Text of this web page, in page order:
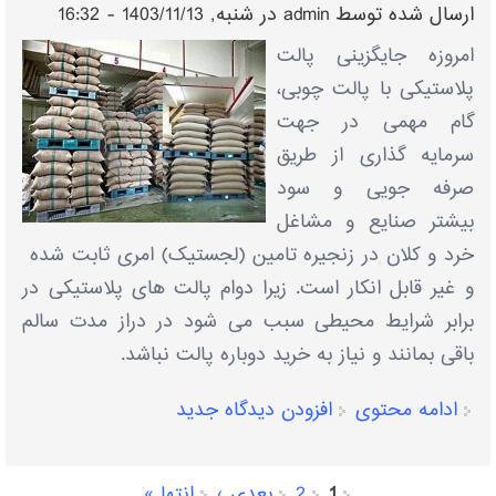
ارسال شده توسطadmin در شنبه, 1403/11/13 - 16:32
امروزه جایگزینی پالت
پلاستیکی با پالت چوبی،
گام مهمی در جهت
سرمایه گذاری از طریق
صرفه جویی و سود
بیشتر صنایع و مشاغل
خرد و کلان در زنجیره تامین (لجستیک) امری ثابت شده
و غیر قابل انکار است. زیرا دوام پالت های پلاستیکی در
برابر شرایط محیطی سبب می شود در دراز مدت سالم
باقی بمانند و نیاز به خرید دوباره پالت نباشد.
ادامه محتوی
افزودن دیدگاه جدید